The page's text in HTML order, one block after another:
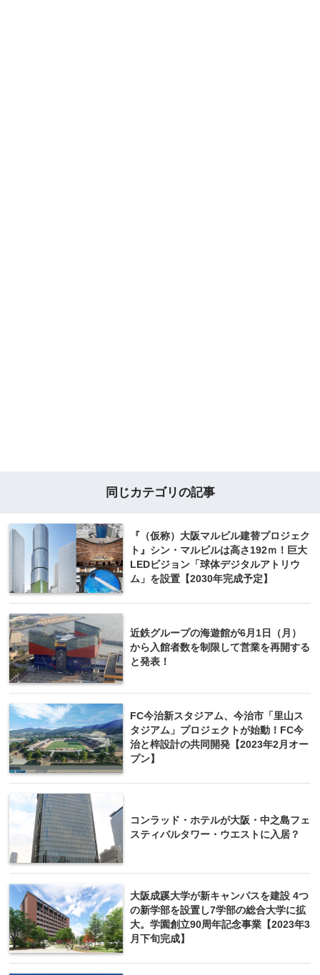
同じカテゴリの記事
『（仮称）大阪マルビル建替プロジェク
ト』シン・マルビルは高さ192ｍ！巨大
LEDビジョン「球体デジタルアトリウ
ム」を設置【2030年完成予定】
近鉄グループの海遊館が6月1日（月）
から入館者数を制限して営業を再開する
と発表！
FC今治新スタジアム、今治市「里山ス
タジアム」プロジェクトが始動！FC今
治と梓設計の共同開発【2023年2月オー
プン】
コンラッド・ホテルが大阪・中之島フェ
スティバルタワー・ウエストに入居？
大阪成蹊大学が新キャンパスを建設 4つ
の新学部を設置し7学部の総合大学に拡
大。学園創立90周年記念事業【2023年3
月下旬完成】